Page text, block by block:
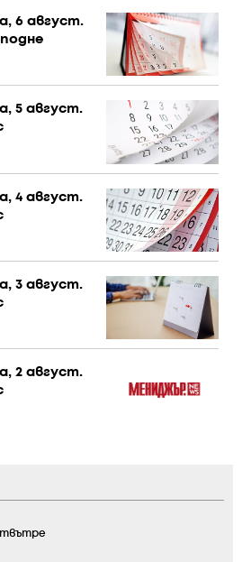
6 август.
5 август.
4 август.
3 август.
2 август.